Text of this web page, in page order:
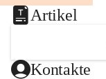
Artikel
Kontakte